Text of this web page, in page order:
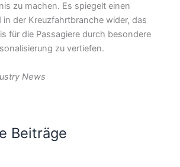
zu machen. Es spiegelt einen
in der Kreuzfahrtbranche wider, das
für die Passagiere durch besondere
zu vertiefen.
News
Beiträge